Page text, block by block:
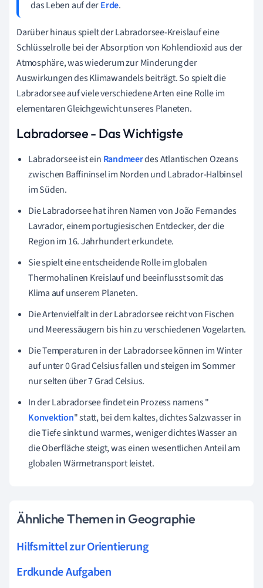
das Leben auf derErde.
Darüber hinaus spielt der Labradorsee-Kreislauf eine
Schlüsselrolle bei der Absorption von Kohlendioxid aus der
Atmosphäre, was wiederum zur Minderung der
Auswirkungen des Klimawandels beiträgt. So spielt die
Labradorsee auf viele verschiedene Arten eine Rolle im
elementaren Gleichgewicht unseres Planeten.
Labradorsee - Das Wichtigste
Labradorsee ist ein Randmeerdes Atlantischen Ozeans
zwischen Baffininsel im Norden und Labrador-Halbinsel
im Süden.
Die Labradorsee hat ihren Namen von João Fernandes
Lavrador, einem portugiesischen Entdecker, der die
Region im 16. Jahrhundert erkundete.
Sie spielt eine entscheidende Rolle im globalen
Thermohalinen Kreislauf und beeinflusst somit das
Klima auf unserem Planeten.
Die Artenvielfalt in der Labradorsee reicht von Fischen
und Meeressäugern bis hin zu verschiedenen Vogelarten.
Die Temperaturen in der Labradorsee können im Winter
auf unter 0 Grad Celsius fallen und steigen im Sommer
nur selten über 7 Grad Celsius.
In der Labradorsee findet ein Prozess namens "
Konvektion" statt, bei dem kaltes, dichtes Salzwasser in
die Tiefe sinkt und warmes, weniger dichtes Wasser an
die Oberfläche steigt, was einen wesentlichen Anteil am
globalen Wärmetransport leistet.
Ähnliche Themen in Geographie
Hilfsmittel zur Orientierung
Erdkunde Aufgaben